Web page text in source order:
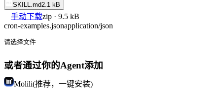
SKILL.md2.1 kB
手动下载zip · 9.5 kB
cron-examples.jsonapplication/json
请选择文件
或者通过你的Agent添加
Molili(推荐，一键安装)